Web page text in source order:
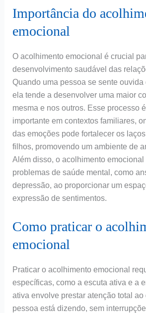
Importância do
emocional
O acolhimento emocional é crucial
desenvolvimento saudável das
Quando uma pessoa se sente ouvida
ela tende a desenvolver uma maior
mesma e nos outros. Esse processo
importante em contextos familiares,
das emoções pode fortalecer os
filhos, promovendo um ambiente de
Além disso, o acolhimento
problemas de saúde mental, como
depressão, ao proporcionar um
expressão de sentimentos.
Como praticar o
emocional
Praticar o acolhimento emocional
específicas, como a escuta ativa e a
ativa envolve prestar atenção total ao
pessoa está dizendo, sem